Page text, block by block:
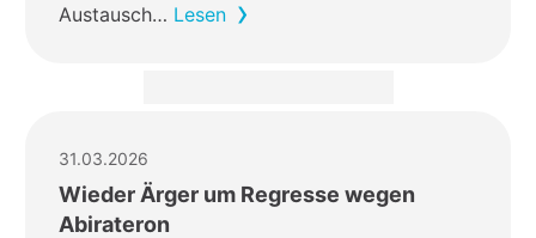
Austausch… Lesen
31.03.2026
Wieder Ärger um Regresse wegen
Abirateron